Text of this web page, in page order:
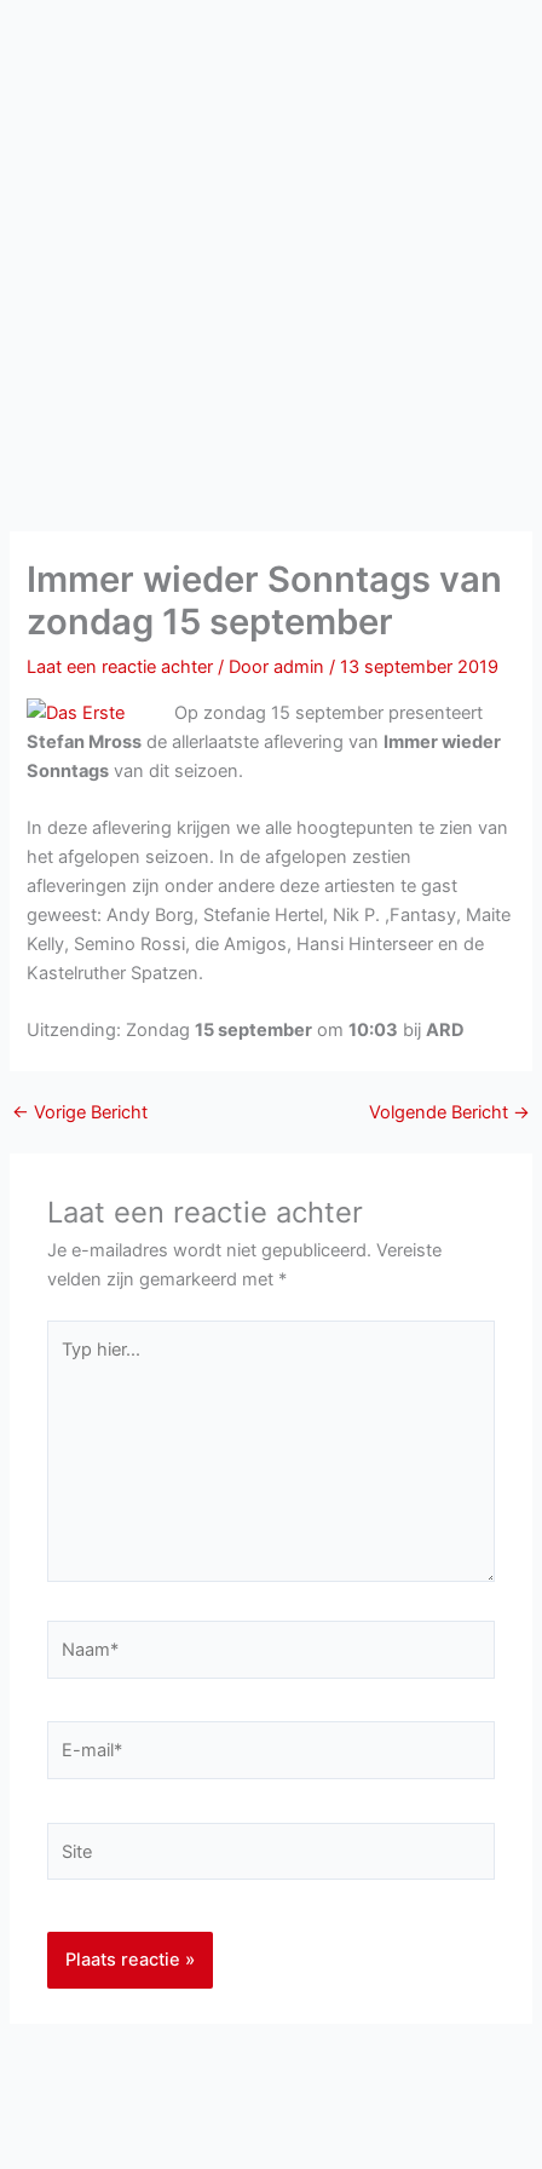
Immer wieder Sonntags van
zondag 15 september
Laat een reactie achter / Dooradmin/13 september 2019
Op zondag 15 september presenteert
Stefan Mross de allerlaatste aflevering van Immer wieder
Sonntags van dit seizoen.
In deze aflevering krijgen we alle hoogtepunten te zien van
het afgelopen seizoen. In de afgelopen zestien
afleveringen zijn onder andere deze artiesten te gast
geweest: Andy Borg, Stefanie Hertel, Nik P. ,Fantasy, Maite
Kelly, Semino Rossi, die Amigos, Hansi Hinterseer en de
Kastelruther Spatzen.
Uitzending: Zondag15 september om10:03 bijARD
← Vorige Bericht Volgende Bericht →
Laat een reactie achter
Je e-mailadres wordt niet gepubliceerd. Vereiste
velden zijn gemarkeerd met *
hier...
mail*